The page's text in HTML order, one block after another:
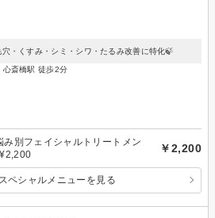
穴・くすみ・シミ・シワ・たるみ改善に特化🍃
心斎橋駅 徒歩2分
別フェイシャルトリートメン
￥2,200
ペシャルメニューを見る